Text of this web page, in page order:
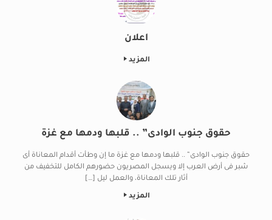
اعلان
المزيد
حقوق جنوب الوادى” .. قلبها ودمها مع غزة
حقوق جنوب الوادى” .. قلبها ودمها مع غزة ما إن وطأت أقدام المعاناة أى
شبر فى أرض العرب إلا ويسجل المصريون حضورهم الكامل للتخفيف من
أثار تلك المعاناة، والعمل ليل […]
المزيد